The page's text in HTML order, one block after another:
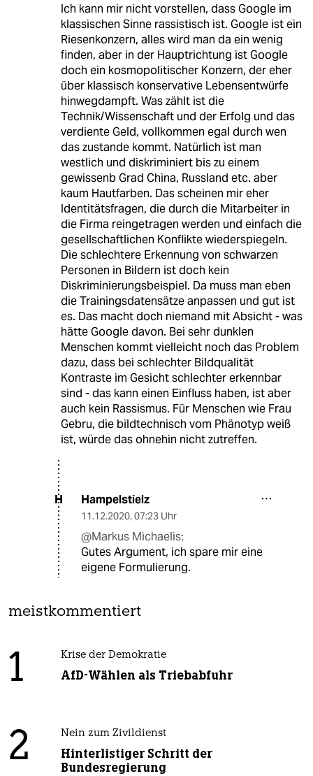
Ich kann mir nicht vorstellen, dass Google im
klassischen Sinne rassistisch ist. Google ist ein
Riesenkonzern, alles wird man da ein wenig
finden, aber in der Hauptrichtung ist Google
doch ein kosmopolitischer Konzern, der eher
über klassisch konservative Lebensentwürfe
hinwegdampft. Was zählt ist die
Technik/Wissenschaft und der Erfolg und das
verdiente Geld, vollkommen egal durch wen
das zustande kommt. Natürlich ist man
westlich und diskriminiert bis zu einem
gewissenb Grad China, Russland etc. aber
kaum Hautfarben. Das scheinen mir eher
Identitätsfragen, die durch die Mitarbeiter in
die Firma reingetragen werden und einfach die
gesellschaftlichen Konflikte wiederspiegeln.
Die schlechtere Erkennung von schwarzen
Personen in Bildern ist doch kein
Diskriminierungsbeispiel. Da muss man eben
die Trainingsdatensätze anpassen und gut ist
es. Das macht doch niemand mit Absicht - was
hätte Google davon. Bei sehr dunklen
Menschen kommt vielleicht noch das Problem
dazu, dass bei schlechter Bildqualität
Kontraste im Gesicht schlechter erkennbar
sind - das kann einen Einfluss haben, ist aber
auch kein Rassismus. Für Menschen wie Frau
Gebru, die bildtechnisch vom Phänotyp weiß
ist, würde das ohnehin nicht zutreffen.
H Hampelstielz
11.12.2020, 07:23 Uhr
@Markus Michaelis:
Gutes Argument, ich spare mir eine
eigene Formulierung.
meistkommentiert
1 Krise der Demokratie
AfD-Wählen als Triebabfuhr
2 Nein zum Zivildienst
Hinterlistiger Schritt der
Bundesregierung